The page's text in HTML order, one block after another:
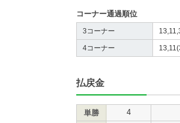
コーナー通過順位
3コーナー
4コーナー
払戻金
単勝 4